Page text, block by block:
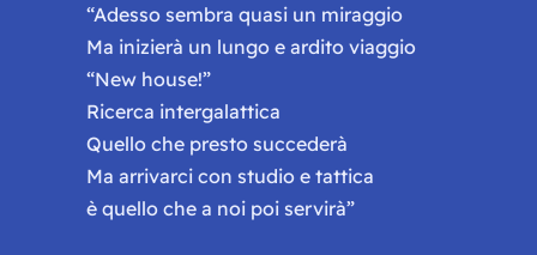
“Adesso sembra quasi un miraggio
Ma inizierà un lungo e ardito viaggio
“New house!”
Ricerca intergalattica
Quello che presto succederà
Ma arrivarci con studio e tattica
è quello che a noi poi servirà”